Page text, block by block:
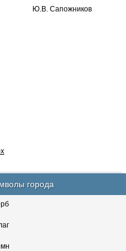
Ю.В. Сапожников
города